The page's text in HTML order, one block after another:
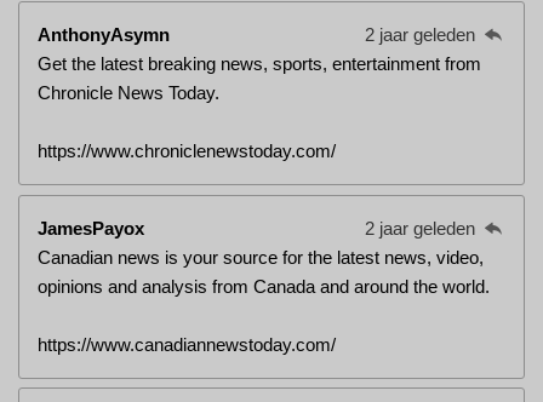
AnthonyAsymn
2 jaar geleden
Get the latest breaking news, sports, entertainment from
Chronicle News Today.
https://www.chroniclenewstoday.com/
JamesPayox
2 jaar geleden
Canadian news is your source for the latest news, video,
opinions and analysis from Canada and around the world.
https://www.canadiannewstoday.com/